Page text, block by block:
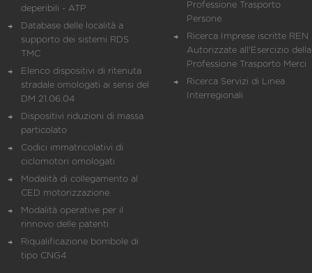
deperibili - ATP
Database delle località a
supporto dei sistemi RDS
TMC
Elenco dispositivi di ritenuta
stradale omologati ai sensi del
DM 21.06.04
Dispositivi riduzioni di massa
particolato
Codici immatricolativi di
ciclomotori omologati
Modalità di collegamento al
CED motorizzazione
Modalità operative per il
rinnovo delle patenti
Riqualificazione bombole di
tipo CNG4
Professione Trasporto
Persone
Ricerca Imprese iscritte REN
Autorizzate all'Esercizio della
Professione Trasporto Merci
Ricerca Servizi di Linea
Interregionali